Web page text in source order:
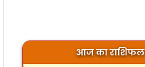
आज का राशिफल